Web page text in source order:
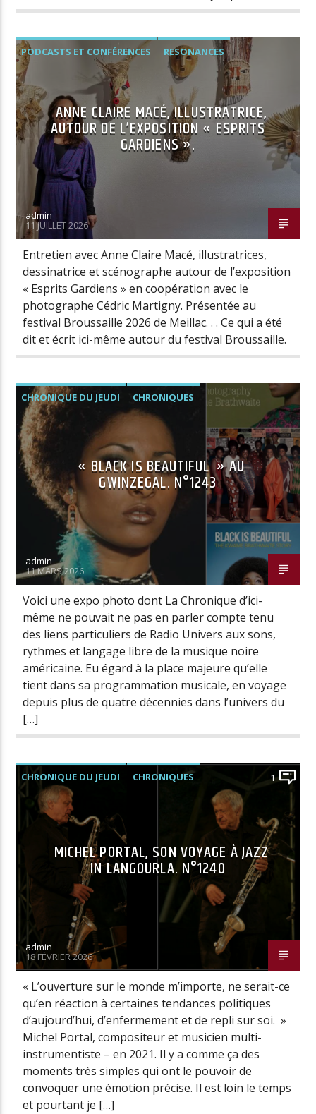
PODCASTS ET CONFÉRENCES RESONANCES
ANNE CLAIRE MACÉ, ILLUSTRATRICE,
AUTOUR DE L’EXPOSITION « ESPRITS
GARDIENS ».
admin
11 JUILLET 2026
Entretien avec Anne Claire Macé, illustratrices,
dessinatrice et scénographe autour de l’exposition
« Esprits Gardiens » en coopération avec le
photographe Cédric Martigny. Présentée au
festival Broussaille 2026 de Meillac. . . Ce qui a été
dit et écrit ici-même autour du festival Broussaille.
CHRONIQUE DU JEUDI CHRONIQUES
« BLACK IS BEAUTIFUL » AU
GWINZEGAL. N°1243
admin
11 MARS 2026
Voici une expo photo dont La Chronique d’ici-
même ne pouvait ne pas en parler compte tenu
des liens particuliers de Radio Univers aux sons,
rythmes et langage libre de la musique noire
américaine. Eu égard à la place majeure qu’elle
tient dans sa programmation musicale, en voyage
depuis plus de quatre décennies dans l’univers du
[…]
CHRONIQUE DU JEUDI CHRONIQUES 1
MICHEL PORTAL, SON VOYAGE À JAZZ
IN LANGOURLA. N°1240
admin
18 FÉVRIER 2026
« L’ouverture sur le monde m’importe, ne serait-ce
qu’en réaction à certaines tendances politiques
d’aujourd’hui, d’enfermement et de repli sur soi. »
Michel Portal, compositeur et musicien multi-
instrumentiste – en 2021. Il y a comme ça des
moments très simples qui ont le pouvoir de
convoquer une émotion précise. Il est loin le temps
et pourtant je […]